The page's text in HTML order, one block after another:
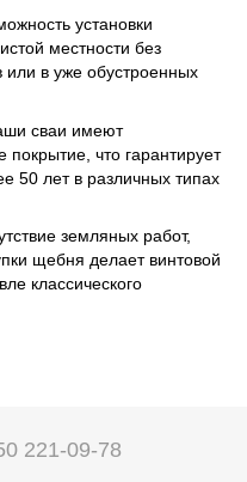
установки
местности без
или в уже обустроенных
сваи имеют
покрытие, что гарантирует
50 лет в различных типах
земляных работ,
щебня делает винтовой
классического
221-09-78